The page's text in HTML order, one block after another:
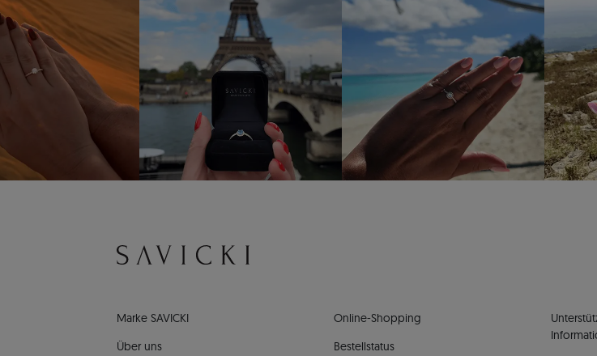
Marke SAVICKI
Über uns
Online-Shopping
Bestellstatus